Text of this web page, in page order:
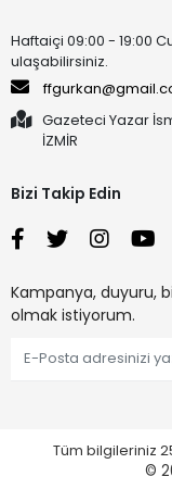
Haftaiçi 09:00 - 19:00
ulaşabilirsiniz.
Gazeteci Yazar
İZMİR
Bizi Takip Edin
Kampanya, duyuru,
olmak istiyorum.
Tüm bilgileriniz
©